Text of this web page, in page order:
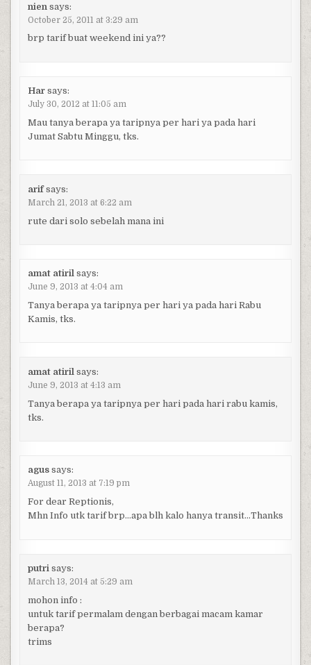
nien says:
October 25, 2011 at 3:29 am
brp tarif buat weekend ini ya??
Har says:
July 30, 2012 at 11:05 am
Mau tanya berapa ya taripnya per hari ya pada hari
Jumat Sabtu Minggu, tks.
arif says:
March 21, 2013 at 6:22 am
rute dari solo sebelah mana ini
amat atiril says:
June 9, 2013 at 4:04 am
Tanya berapa ya taripnya per hari ya pada hari Rabu
Kamis, tks.
amat atiril says:
June 9, 2013 at 4:13 am
Tanya berapa ya taripnya per hari pada hari rabu kamis,
tks.
agus says:
August 11, 2013 at 7:19 pm
For dear Reptionis,
Mhn Info utk tarif brp…apa blh kalo hanya transit…Thanks
putri says:
March 13, 2014 at 5:29 am
mohon info :
untuk tarif permalam dengan berbagai macam kamar
berapa?
trims